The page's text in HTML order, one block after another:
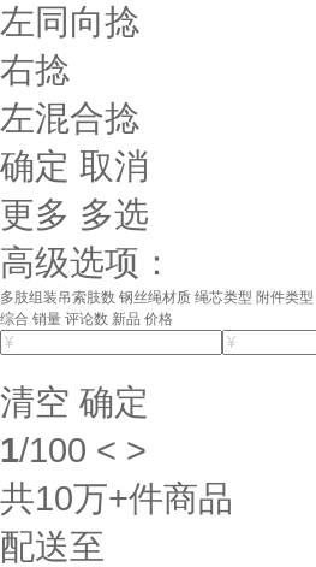
左同向捻
右捻
左混合捻
确定 取消
更多 多选
高级选项：
多肢组装吊索肢数 钢丝绳材质 绳芯类型 附件类型
综合 销量 评论数 新品 价格
清空 确定
1/100 < >
共10万+件商品
配送至